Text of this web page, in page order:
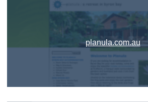
planula.com.au